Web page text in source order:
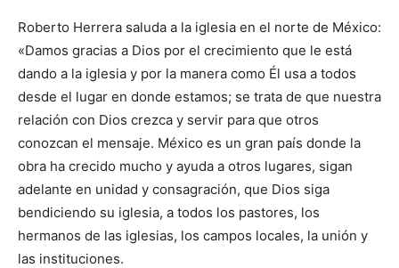
Roberto Herrera saluda a la iglesia en el norte de México:
«Damos gracias a Dios por el crecimiento que le está
dando a la iglesia y por la manera como Él usa a todos
desde el lugar en donde estamos; se trata de que nuestra
relación con Dios crezca y servir para que otros
conozcan el mensaje. México es un gran país donde la
obra ha crecido mucho y ayuda a otros lugares, sigan
adelante en unidad y consagración, que Dios siga
bendiciendo su iglesia, a todos los pastores, los
hermanos de las iglesias, los campos locales, la unión y
las instituciones.